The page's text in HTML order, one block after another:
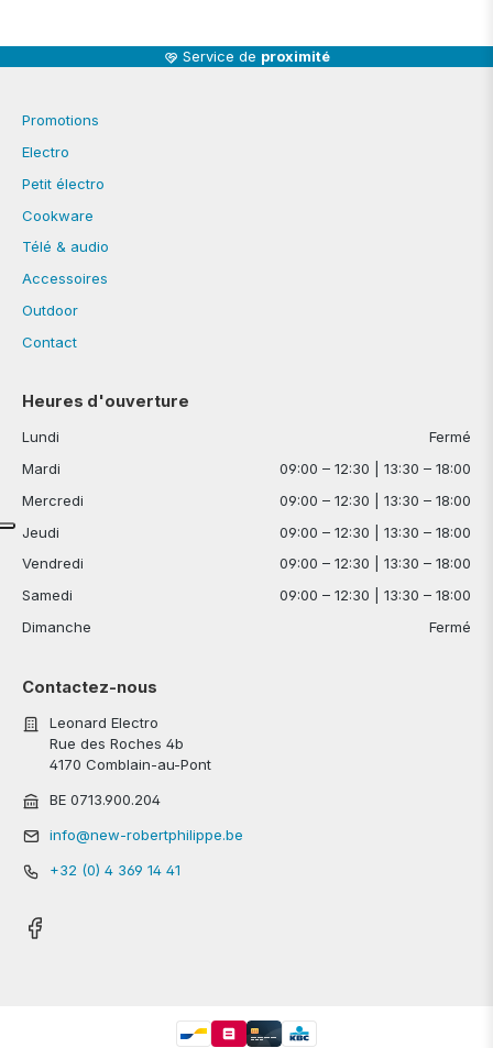
Service de proximité
Promotions
Electro
Petit électro
Cookware
Télé & audio
Accessoires
Outdoor
Contact
Heures d'ouverture
Lundi
Fermé
Mardi
09:00 – 12:30 | 13:30 – 18:00
Mercredi
09:00 – 12:30 | 13:30 – 18:00
Jeudi
09:00 – 12:30 | 13:30 – 18:00
Vendredi
09:00 – 12:30 | 13:30 – 18:00
Samedi
09:00 – 12:30 | 13:30 – 18:00
Dimanche
Fermé
Contactez-nous
Leonard Electro
Rue des Roches 4b
4170 Comblain-au-Pont
BE 0713.900.204
info@new-robertphilippe.be
+32 (0) 4 369 14 41